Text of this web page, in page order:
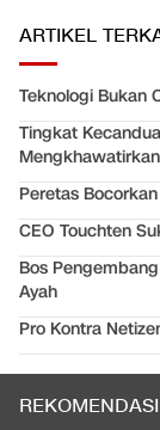
ARTIKEL
Teknologi Bukan
Tingkat
Mengkhawatirkan
Peretas
CEO Touchten
Bos
Ayah
Pro Kontra